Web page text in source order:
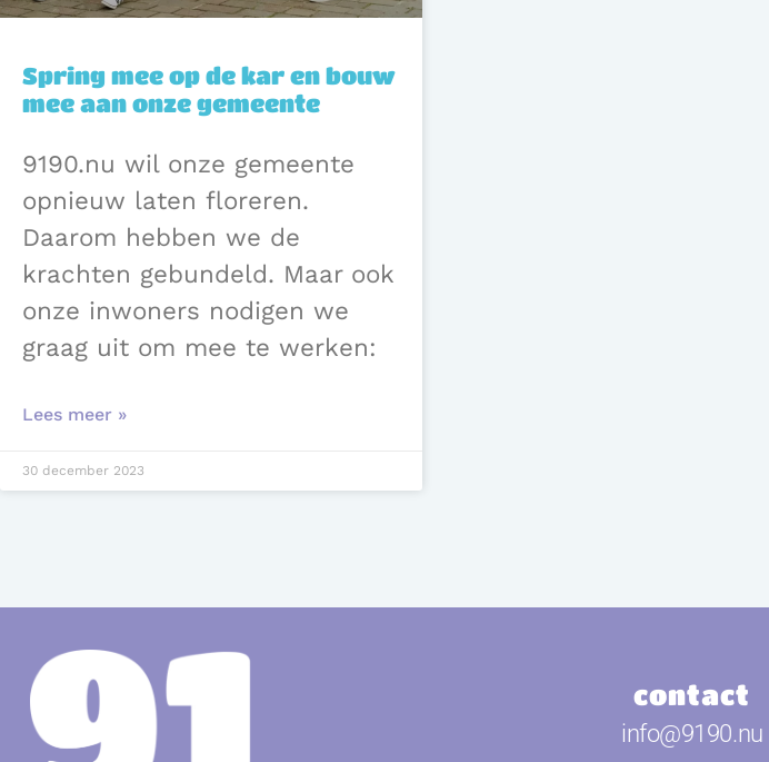
Spring mee op de kar en bouw
mee aan onze gemeente
9190.nu wil onze gemeente
opnieuw laten floreren.
Daarom hebben we de
krachten gebundeld. Maar ook
onze inwoners nodigen we
graag uit om mee te werken:
Lees meer »
30 december 2023
contact
info@9190.nu